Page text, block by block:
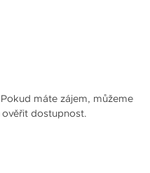
máte zájem, můžeme
dostupnost.